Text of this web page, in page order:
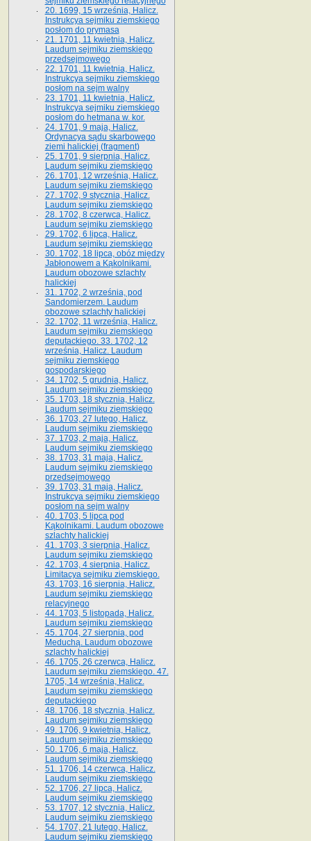
20. 1699, 15 września, Halicz.
Instrukcya sejmiku ziemskiego
posłom do prymasa
21. 1701, 11 kwietnia, Halicz.
Laudum sejmiku ziemskiego
przedsejmowego
22. 1701, 11 kwietnia, Halicz.
Instrukcya sejmiku ziemskiego
posłom na sejm walny
23. 1701, 11 kwietnia, Halicz.
Instrukcya sejmiku ziemskiego
posłom do hetmana w. kor.
24. 1701, 9 maja, Halicz.
Ordynacya sądu skarbowego
ziemi halickiej (fragment)
25. 1701, 9 sierpnia, Halicz.
Laudum sejmiku ziemskiego
26. 1701, 12 września, Halicz.
Laudum sejmiku ziemskiego
27. 1702, 9 stycznia, Halicz.
Laudum sejmiku ziemskiego
28. 1702, 8 czerwca, Halicz.
Laudum sejmiku ziemskiego
29. 1702, 6 lipca, Halicz.
Laudum sejmiku ziemskiego
30. 1702, 18 lipca, obóz między
Jabłonowem a Kąkolnikami.
Laudum obozowe szlachty
halickiej
31. 1702, 2 września, pod
Sandomierzem. Laudum
obozowe szlachty halickiej
32. 1702, 11 września, Halicz.
Laudum sejmiku ziemskiego
deputackiego. 33. 1702, 12
września, Halicz. Laudum
sejmiku ziemskiego
gospodarskiego
34. 1702, 5 grudnia, Halicz.
Laudum sejmiku ziemskiego
35. 1703, 18 stycznia, Halicz.
Laudum sejmiku ziemskiego
36. 1703, 27 lutego, Halicz.
Laudum sejmiku ziemskiego
37. 1703, 2 maja, Halicz.
Laudum sejmiku ziemskiego
38. 1703, 31 maja, Halicz.
Laudum sejmiku ziemskiego
przedsejmowego
39. 1703, 31 maja, Halicz.
Instrukcya sejmiku ziemskiego
posłom na sejm walny
40. 1703, 5 lipca pod
Kąkolnikami. Laudum obozowe
szlachty halickiej
41­. 1703, 3 sierpnia, Halicz.
Laudum sejmiku ziemskiego
42. 1703, 4 sierpnia, Halicz.
Limitacya sejmiku ziemskiego.
43. 1703, 16 sierpnia, Halicz.
Laudum sejmiku ziemskiego
relacyjnego
44. 1703, 5 listopada, Halicz.
Laudum sejmiku ziemskiego
45. 1704, 27 sierpnia, pod
Meduchą. Laudum obozowe
szlachty halickiej
46. 1705, 26 czerwca, Halicz.
Laudum sejmiku ziemskiego. 47.
1705, 14 września, Halicz.
Laudum sejmiku ziemskiego
deputackiego
48. 1706, 18 stycznia, Halicz.
Laudum sejmiku ziemskiego
49. 1706, 9 kwietnia, Halicz.
Laudum sejmiku ziemskiego
50. 1706, 6 maja, Halicz.
Laudum sejmiku ziemskiego
51. 1706, 14 czerwca, Halicz.
Laudum sejmiku ziemskiego
52. 1706, 27 lipca, Halicz.
Laudum sejmiku ziemskiego
53. 1707, 12 stycznia, Halicz.
Laudum sejmiku ziemskiego
54. 1707, 21 lutego, Halicz.
Laudum sejmiku ziemskiego